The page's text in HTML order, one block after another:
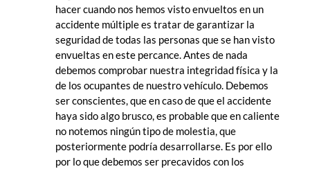
hacer cuando nos hemos visto envueltos en un
accidente múltiple es tratar de garantizar la
seguridad de todas las personas que se han visto
envueltas en este percance. Antes de nada
debemos comprobar nuestra integridad física y la
de los ocupantes de nuestro vehículo. Debemos
ser conscientes, que en caso de que el accidente
haya sido algo brusco, es probable que en caliente
no notemos ningún tipo de molestia, que
posteriormente podría desarrollarse. Es por ello
por lo que debemos ser precavidos con los